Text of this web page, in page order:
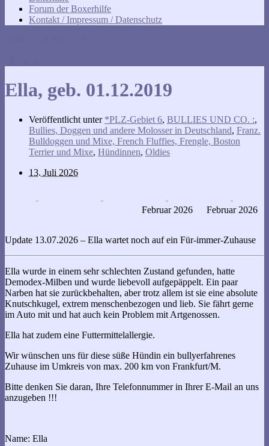
Forum der Boxerhilfe
Kontakt / Impressum / Datenschutz
Ella, geb. 01.12.2019
Veröffentlicht unter *PLZ-Gebiet 6, BULLIES UND CO. :,
Bullies, Doggen und andere Molosser in Deutschland, Franz.
Bulldoggen und Mixe, French Fluffies, Frengle, Boston
Terrier und Mixe, Hündinnen, Oldies
13. Juli 2026
Februar 2026 Februar 2026
Update 13.07.2026 – Ella wartet noch auf ein Für-immer-Zuhause
Ella wurde in einem sehr schlechten Zustand gefunden, hatte
Demodex-Milben und wurde liebevoll aufgepäppelt. Ein paar
Narben hat sie zurückbehalten, aber trotz allem ist sie eine absolute
Knutschkugel, extrem menschenbezogen und lieb. Sie fährt gerne
im Auto mit und hat auch kein Problem mit Artgenossen.
Ella hat zudem eine Futtermittelallergie.
Wir wünschen uns für diese süße Hündin ein bullyerfahrenes
Zuhause im Umkreis von max. 200 km von Frankfurt/M.
Bitte denken Sie daran, Ihre Telefonnummer in Ihrer E-Mail an uns
anzugeben !!!
Name: Ella